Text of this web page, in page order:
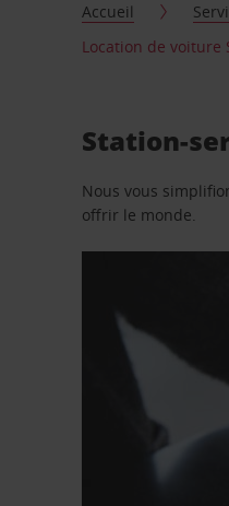
Accueil
Location de voiture
Station-
Nous vous
offrir le monde.